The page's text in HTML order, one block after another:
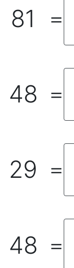
81 ＝
48 ＝
29 ＝
48 ＝